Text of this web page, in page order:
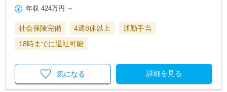
年収 424万円 ～
社会保険完備 4週8休以上
通勤手当
18時までに退社可能
詳細を見る
気になる